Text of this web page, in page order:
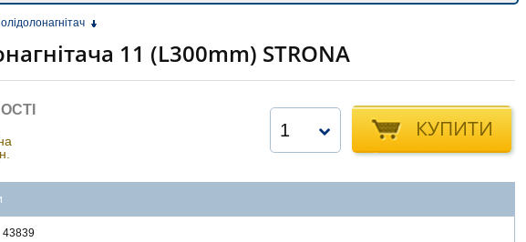
11 (L300mm) STRONA
КУПИТИ
1
43839